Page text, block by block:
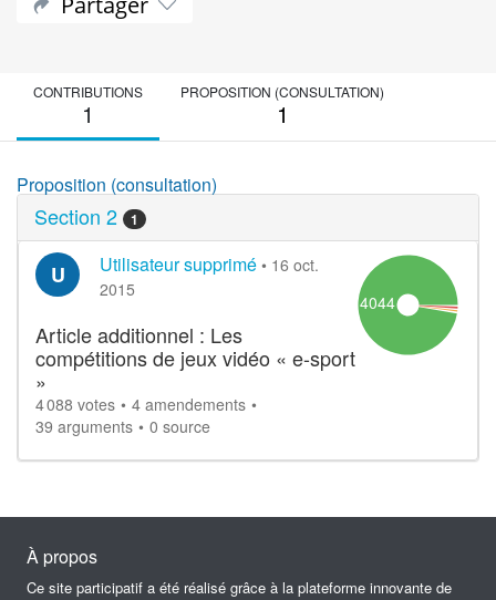
CONTRIBUTIONS
1
PROPOSITION (CONSULTATION)
1
Proposition (consultation)
Section 2 1
U Utilisateur supprimé • 16 oct.
2015
Article additionnel : Les
compétitions de jeux vidéo « e-sport
»
4 088 votes
4 amendements
39 arguments
0 source
4044
À propos
Ce site participatif a été réalisé grâce à la plateforme innovante de